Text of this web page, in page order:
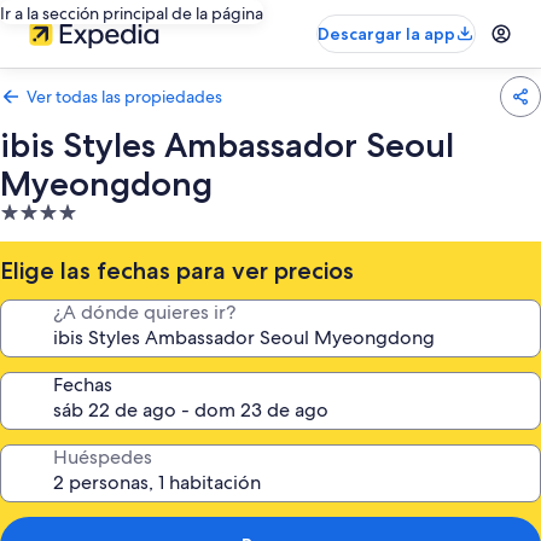
Ir a la sección principal de la página
Descargar la app
Ver todas las propiedades
ibis Styles Ambassador Seoul
Myeongdong
Propiedad
de
4.0
estrellas
Elige las fechas para ver precios
¿A dónde quieres ir?
Fechas
Huéspedes